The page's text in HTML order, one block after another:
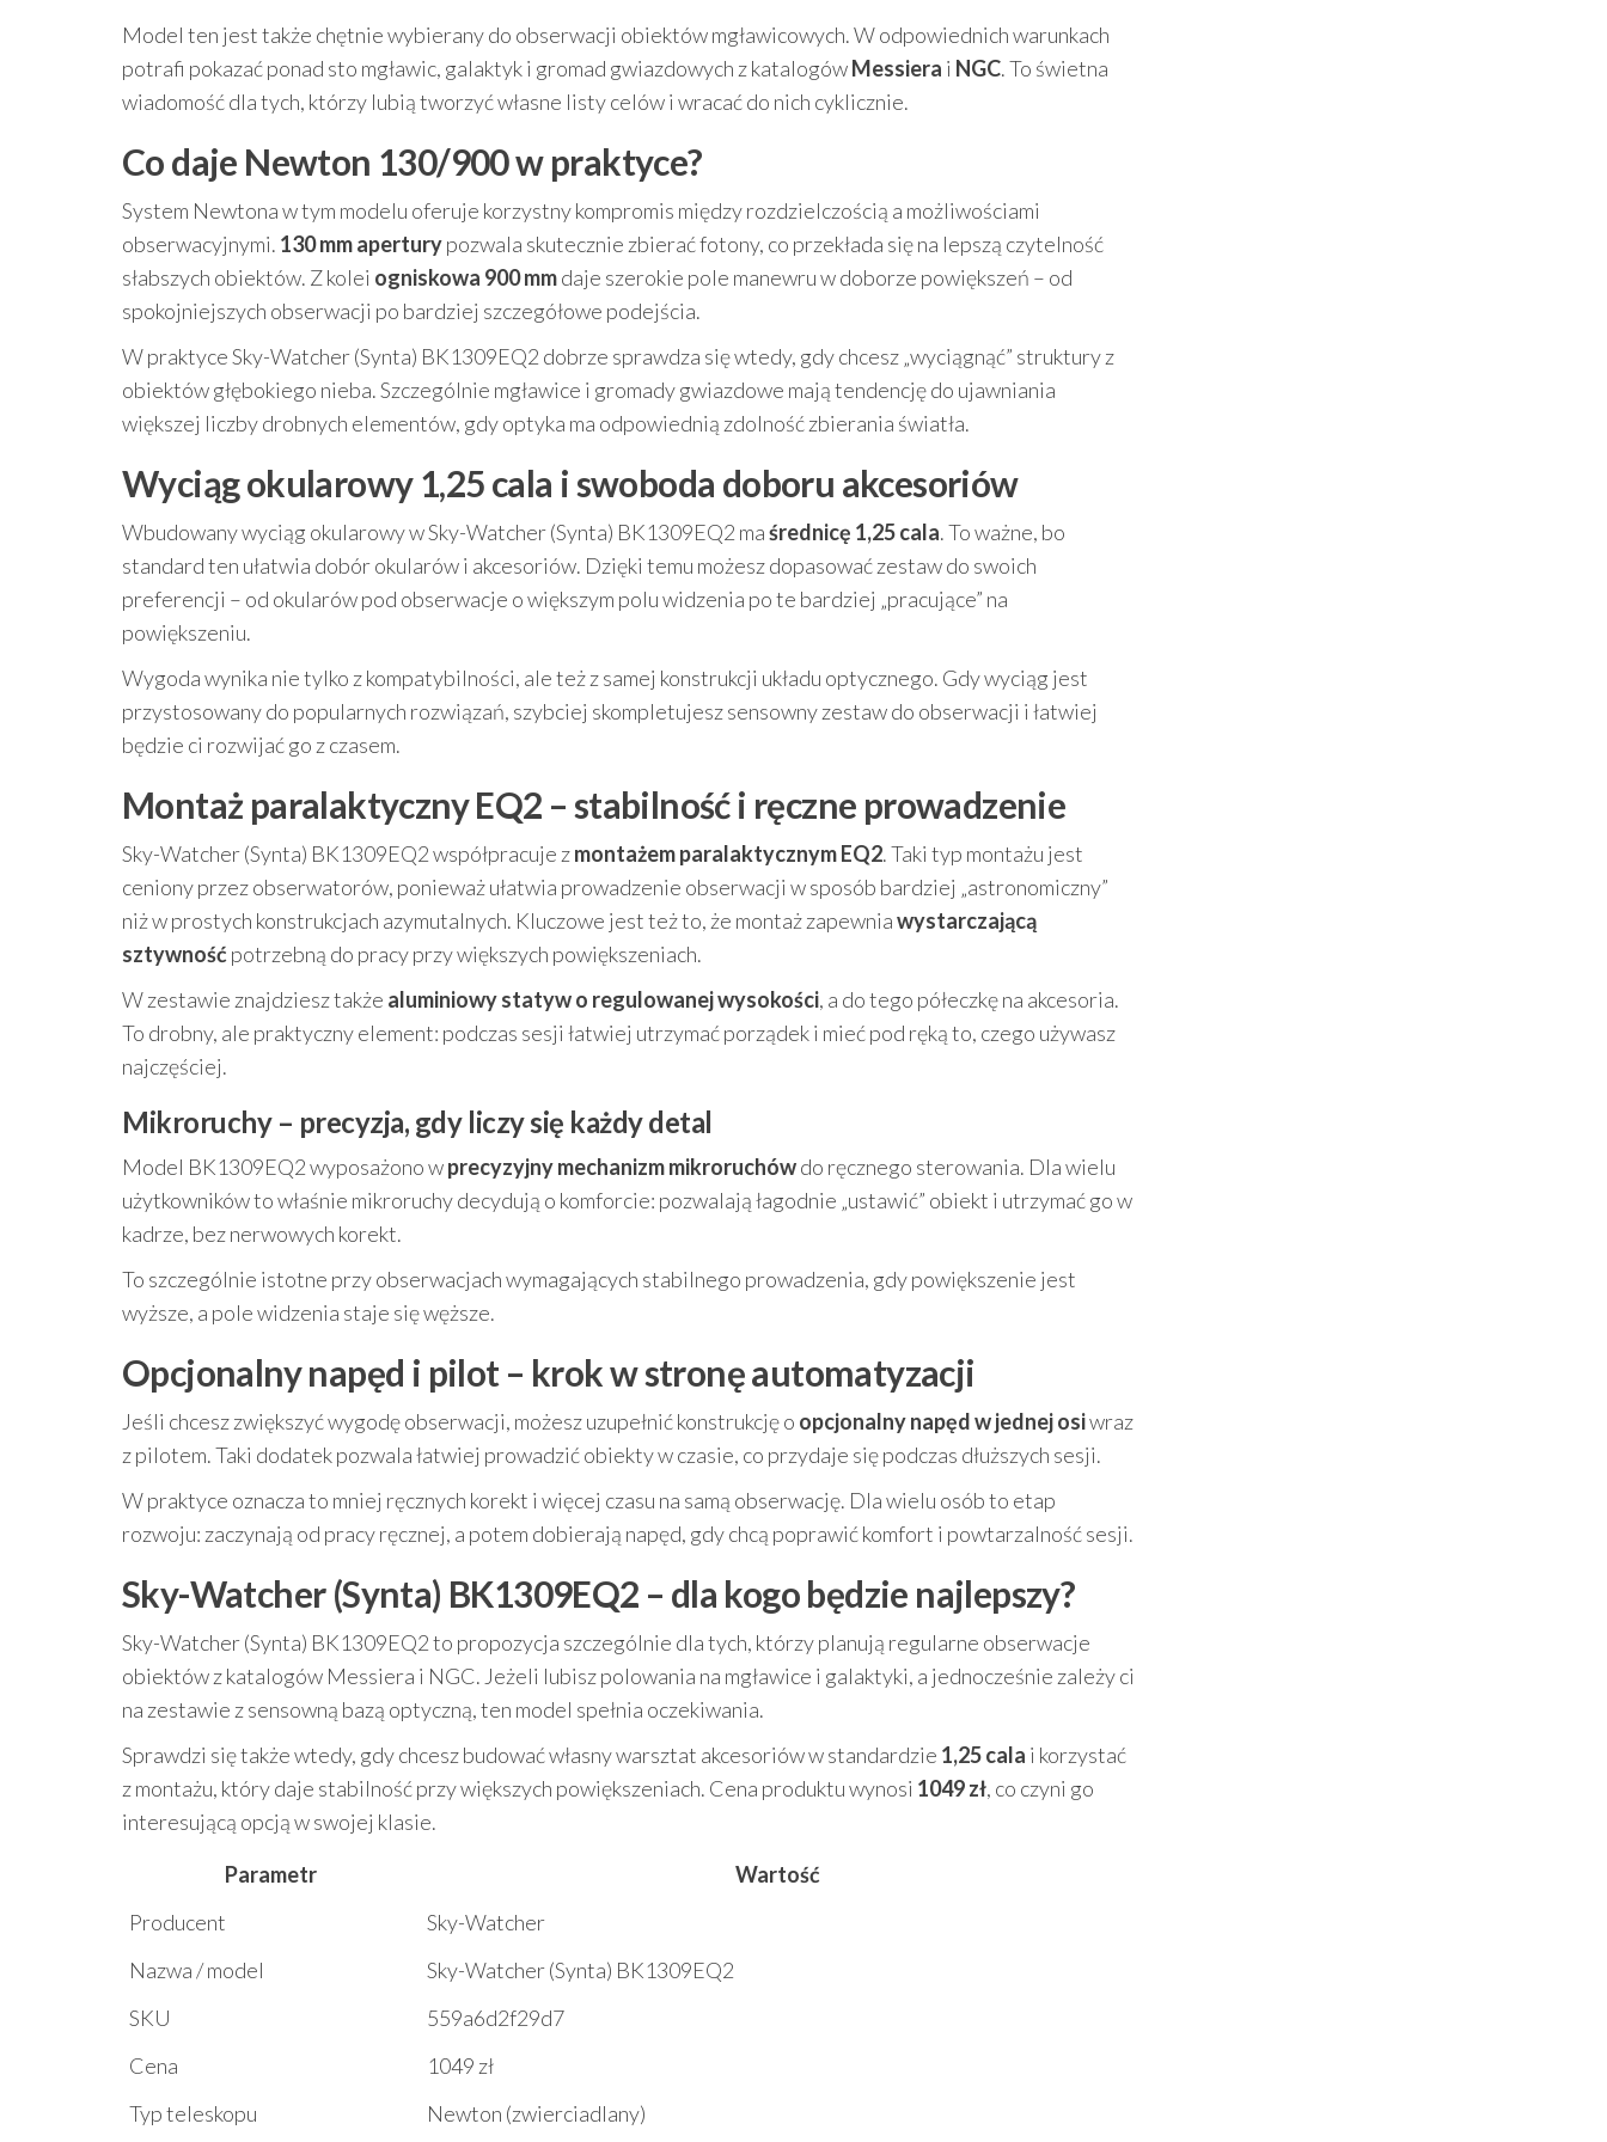
Model ten jest także chętnie wybierany do obserwacji obiektów mgławicowych. W odpowiednich warunkach
potrafi pokazać ponad sto mgławic, galaktyk i gromad gwiazdowych z katalogówMessiera i NGC. To świetna
wiadomość dla tych, którzy lubią tworzyć własne listy celów i wracać do nich cyklicznie.
Co daje Newton 130/900 w praktyce?
System Newtona w tym modelu oferuje korzystny kompromis między rozdzielczością a możliwościami
obserwacyjnymi. 130 mm aperturypozwala skutecznie zbierać fotony, co przekłada się na lepszą czytelność
słabszych obiektów. Z kolei ogniskowa 900 mmdaje szerokie pole manewru w doborze powiększeń – od
spokojniejszych obserwacji po bardziej szczegółowe podejścia.
W praktyce Sky-Watcher (Synta) BK1309EQ2 dobrze sprawdza się wtedy, gdy chcesz „wyciągnąć” struktury z
obiektów głębokiego nieba. Szczególnie mgławice i gromady gwiazdowe mają tendencję do ujawniania
większej liczby drobnych elementów, gdy optyka ma odpowiednią zdolność zbierania światła.
Wyciąg okularowy 1,25 cala i swoboda doboru akcesoriów
Wbudowany wyciąg okularowy w Sky-Watcher (Synta) BK1309EQ2 maśrednicę 1,25 cala. To ważne, bo
standard ten ułatwia dobór okularów i akcesoriów. Dzięki temu możesz dopasować zestaw do swoich
preferencji – od okularów pod obserwacje o większym polu widzenia po te bardziej „pracujące” na
powiększeniu.
Wygoda wynika nie tylko z kompatybilności, ale też z samej konstrukcji układu optycznego. Gdy wyciąg jest
przystosowany do popularnych rozwiązań, szybciej skompletujesz sensowny zestaw do obserwacji i łatwiej
będzie ci rozwijać go z czasem.
Montaż paralaktyczny EQ2 – stabilność i ręczne prowadzenie
Sky-Watcher (Synta) BK1309EQ2 współpracuje zmontażem paralaktycznym EQ2. Taki typ montażu jest
ceniony przez obserwatorów, ponieważ ułatwia prowadzenie obserwacji w sposób bardziej „astronomiczny”
niż w prostych konstrukcjach azymutalnych. Kluczowe jest też to, że montaż zapewniawystarczającą
sztywnośćpotrzebną do pracy przy większych powiększeniach.
W zestawie znajdziesz także aluminiowy statyw o regulowanej wysokości, a do tego półeczkę na akcesoria.
To drobny, ale praktyczny element: podczas sesji łatwiej utrzymać porządek i mieć pod ręką to, czego używasz
najczęściej.
Mikroruchy – precyzja, gdy liczy się każdy detal
Model BK1309EQ2 wyposażono wprecyzyjny mechanizm mikroruchówdo ręcznego sterowania. Dla wielu
użytkowników to właśnie mikroruchy decydują o komforcie: pozwalają łagodnie „ustawić” obiekt i utrzymać go w
kadrze, bez nerwowych korekt.
To szczególnie istotne przy obserwacjach wymagających stabilnego prowadzenia, gdy powiększenie jest
wyższe, a pole widzenia staje się węższe.
Opcjonalny napęd i pilot – krok w stronę automatyzacji
Jeśli chcesz zwiększyć wygodę obserwacji, możesz uzupełnić konstrukcję o opcjonalny napęd w jednej osiwraz
z pilotem. Taki dodatek pozwala łatwiej prowadzić obiekty w czasie, co przydaje się podczas dłuższych sesji.
W praktyce oznacza to mniej ręcznych korekt i więcej czasu na samą obserwację. Dla wielu osób to etap
rozwoju: zaczynają od pracy ręcznej, a potem dobierają napęd, gdy chcą poprawić komfort i powtarzalność sesji.
Sky-Watcher (Synta) BK1309EQ2 – dla kogo będzie najlepszy?
Sky-Watcher (Synta) BK1309EQ2 to propozycja szczególnie dla tych, którzy planują regularne obserwacje
obiektów z katalogów Messiera i NGC. Jeżeli lubisz polowania na mgławice i galaktyki, a jednocześnie zależy ci
na zestawie z sensowną bazą optyczną, ten model spełnia oczekiwania.
Sprawdzi się także wtedy, gdy chcesz budować własny warsztat akcesoriów w standardzie 1,25 cala i korzystać
z montażu, który daje stabilność przy większych powiększeniach. Cena produktu wynosi 1049 zł, co czyni go
interesującą opcją w swojej klasie.
Parametr
Wartość
Producent
Sky-Watcher
Nazwa / model
Sky-Watcher (Synta) BK1309EQ2
SKU
559a6d2f29d7
Cena
1049 zł
Typ teleskopu
Newton (zwierciadlany)